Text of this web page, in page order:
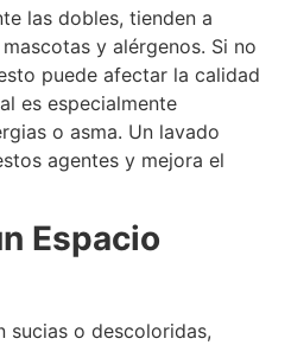
las dobles, tienden a
y alérgenos. Si no
puede afectar la calidad
es especialmente
o asma. Un lavado
agentes y mejora el
Espacio
sucias o descoloridas,